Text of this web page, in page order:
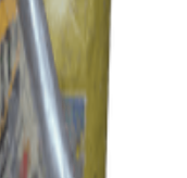
סט של ריאגנטים כימיים המשמשים בניסויי מעבדה.